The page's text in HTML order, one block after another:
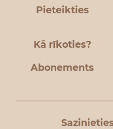
Pieteikties
Kā rīkoties?
Abonements